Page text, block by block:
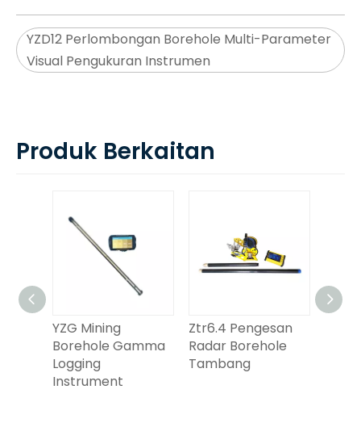
YZD12 Perlombongan Borehole Multi-Parameter
Visual Pengukuran Instrumen
Produk Berkaitan
YZG Mining
Borehole Gamma
Logging
Instrument
Ztr6.4 Pengesan
Radar Borehole
Tambang